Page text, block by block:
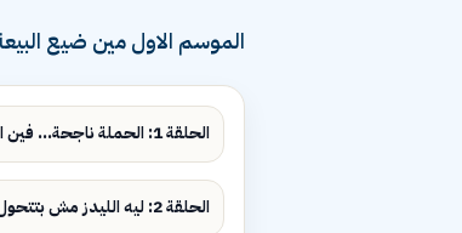
الموسم الاول مين ضيع
الحلقة 1: الحملة ناجحة... فين البيع؟
الحلقة 2: ليه الليدز مش بتتحول لمبيعات؟